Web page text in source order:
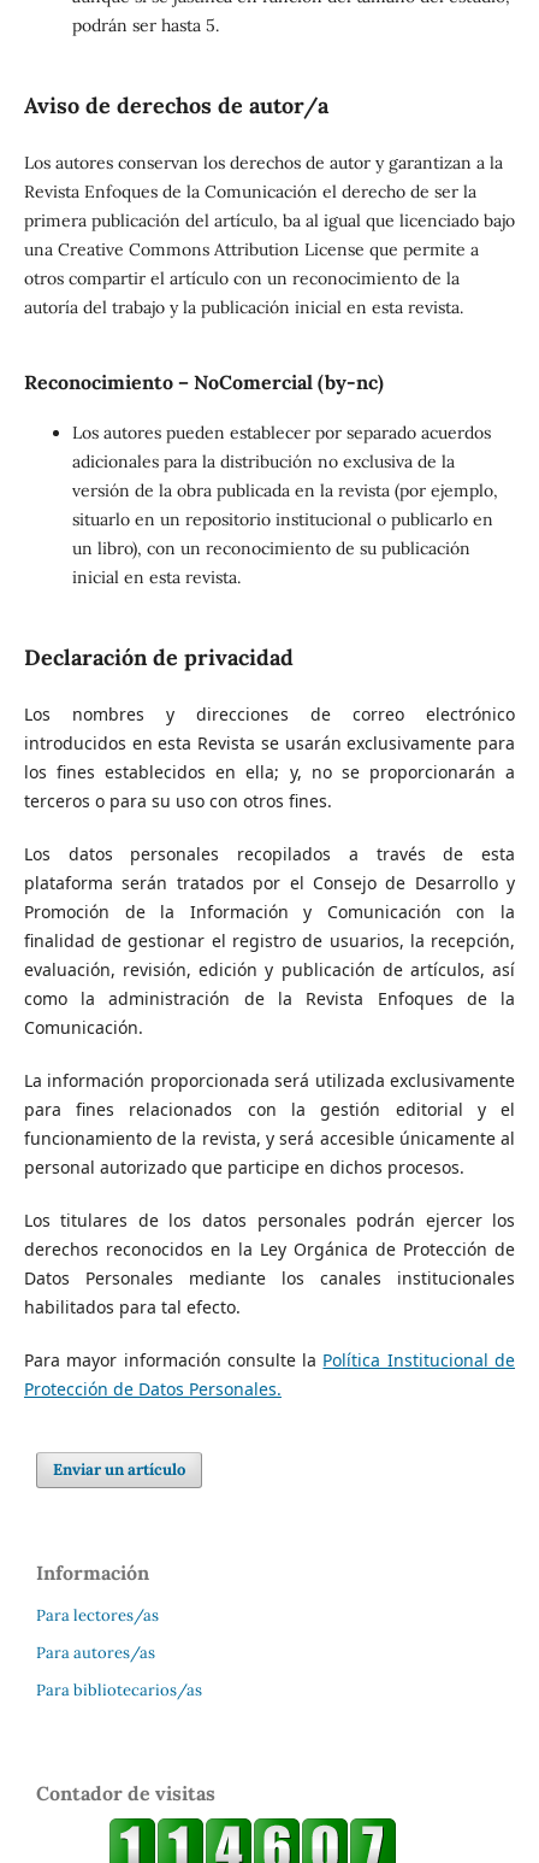
podrán ser hasta 5.
Aviso de derechos de autor/a
Los autores conservan los derechos de autor y garantizan a la
Revista Enfoques de la Comunicación el derecho de ser la
primera publicación del artículo, ba al igual que licenciado bajo
una Creative Commons Attribution License que permite a
otros compartir el artículo con un reconocimiento de la
autoría del trabajo y la publicación inicial en esta revista.
Reconocimiento – NoComercial (by-nc)
Los autores pueden establecer por separado acuerdos
adicionales para la distribución no exclusiva de la
versión de la obra publicada en la revista (por ejemplo,
situarlo en un repositorio institucional o publicarlo en
un libro), con un reconocimiento de su publicación
inicial en esta revista.
Declaración de privacidad
Los nombres y direcciones de correo electrónico
introducidos en esta Revista se usarán exclusivamente para
los fines establecidos en ella; y, no se proporcionarán a
terceros o para su uso con otros fines.
Los datos personales recopilados a través de esta
plataforma serán tratados por el Consejo de Desarrollo y
Promoción de la Información y Comunicación con la
finalidad de gestionar el registro de usuarios, la recepción,
evaluación, revisión, edición y publicación de artículos, así
como la administración de la Revista Enfoques de la
Comunicación.
La información proporcionada será utilizada exclusivamente
para fines relacionados con la gestión editorial y el
funcionamiento de la revista, y será accesible únicamente al
personal autorizado que participe en dichos procesos.
Los titulares de los datos personales podrán ejercer los
derechos reconocidos en la Ley Orgánica de Protección de
Datos Personales mediante los canales institucionales
habilitados para tal efecto.
Para mayor información consulte la Política Institucional de
Protección de Datos Personales.
Enviar un artículo
Información
Para lectores/as
Para autores/as
Para bibliotecarios/as
Contador de visitas